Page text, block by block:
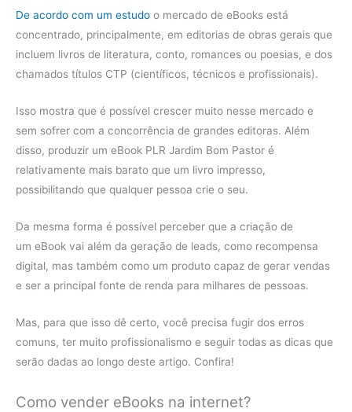
De acordo com um estudo o mercado de eBooks está
concentrado, principalmente, em editorias de obras gerais que
incluem livros de literatura, conto, romances ou poesias, e dos
chamados títulos CTP (científicos, técnicos e profissionais).
Isso mostra que é possível crescer muito nesse mercado e
sem sofrer com a concorrência de grandes editoras. Além
disso, produzir um eBook PLR Jardim Bom Pastor é
relativamente mais barato que um livro impresso,
possibilitando que qualquer pessoa crie o seu.
Da mesma forma é possível perceber que a criação de
um eBook vai além da geração de leads, como recompensa
digital, mas também como um produto capaz de gerar vendas
e ser a principal fonte de renda para milhares de pessoas.
Mas, para que isso dê certo, você precisa fugir dos erros
comuns, ter muito profissionalismo e seguir todas as dicas que
serão dadas ao longo deste artigo. Confira!
Como vender eBooks na internet?